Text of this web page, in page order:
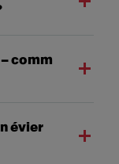
comm
évier